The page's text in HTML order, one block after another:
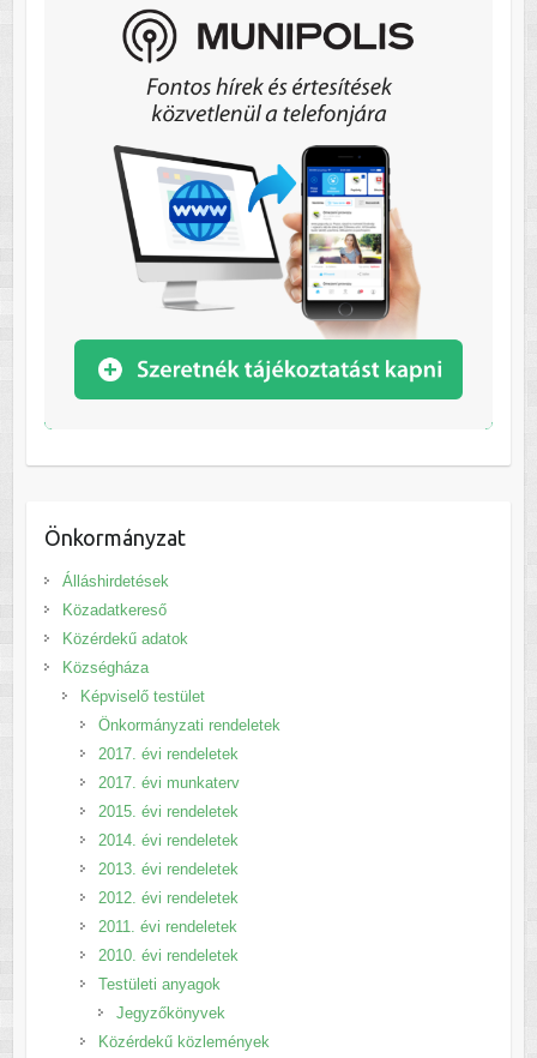
Önkormányzat
Álláshirdetések
Közadatkereső
Közérdekű adatok
Községháza
Képviselő testület
Önkormányzati rendeletek
2017. évi rendeletek
2017. évi munkaterv
2015. évi rendeletek
2014. évi rendeletek
2013. évi rendeletek
2012. évi rendeletek
2011. évi rendeletek
2010. évi rendeletek
Testületi anyagok
Jegyzőkönyvek
Közérdekű közlemények